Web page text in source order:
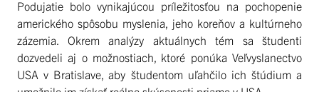
Podujatie bolo vynikajúcou príležitosťou na pochopenie
amerického spôsobu myslenia, jeho koreňov a kultúrneho
zázemia. Okrem analýzy aktuálnych tém sa študenti
dozvedeli aj o možnostiach, ktoré ponúka Veľvyslanectvo
USA v Bratislave, aby študentom uľahčilo ich štúdium a